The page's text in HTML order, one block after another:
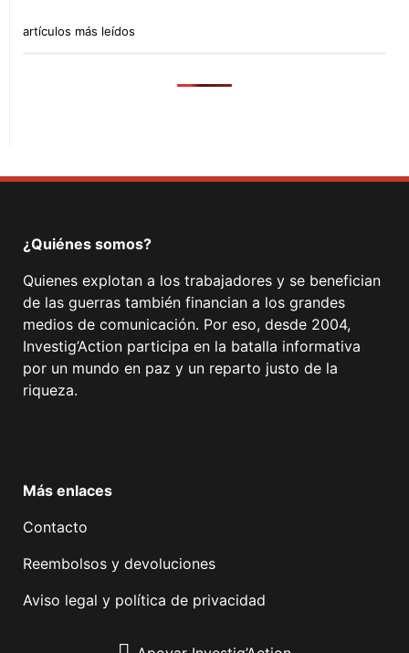
artículos más leídos
¿Quiénes somos?
Quienes explotan a los trabajadores y se benefician
de las guerras también financian a los grandes
medios de comunicación. Por eso, desde 2004,
Investig’Action participa en la batalla informativa
por un mundo en paz y un reparto justo de la
riqueza.
Más enlaces
Contacto
Reembolsos y devoluciones
Aviso legal y política de privacidad